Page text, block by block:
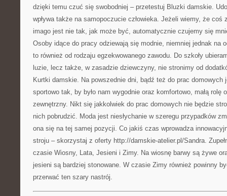
dzięki temu czuć się swobodniej – przetestuj Bluzki damskie.
wpływa także na samopoczucie człowieka. Jeżeli wiemy, że coś
imago jest nie tak, jak może być, automatycznie czujemy się
Osoby idące do pracy odziewają się modnie, niemniej jednak na
to również od rodzaju egzekwowanego zawodu. Do szkoły
luzie, lecz także, w zasadzie dziewczyny, nie stronimy od
Kurtki damskie. Na powszednie dni, bądź też do prac domowych
sportowo tak, by było nam wygodnie oraz komfortowo, małą rolę
zewnętrzny. Nikt się jakkolwiek do prac domowych nie będzie
nich pobrudzić. Moda jest niesłychanie w szeregu przypadków
ona się na tej samej pozycji. Co jakiś czas wprowadza
stroju – skorzystaj z oferty http://damskie-atelier.pl/Sandra.
czasie Wiosny, Lata, Jesieni i Zimy. Na wiosnę barwy są żywe
jesieni są bardziej stonowane. W czasie Zimy również powinny
przerwać ten szary nastrój.